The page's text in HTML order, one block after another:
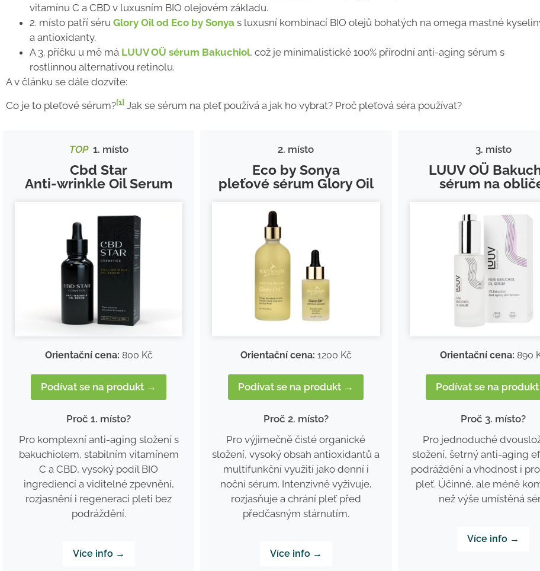
vitamínu C a CBD v luxusním BIO olejovém základu.
2. místo patří séru Glory Oil od Eco by Sonya s luxusní kombinací BIO olejů bohatých na omega mastné
a antioxidanty.
A 3. příčku u mě má LUUV OÜ sérum Bakuchiol, což je minimalistické 100% přírodní anti-aging sérum s
rostlinnou alternativou retinolu.
A v článku se dále dozvíte:
Co je to pleťové sérum?[1] Jak se sérum na pleť používá a jak ho vybrat? Proč pleťová séra používat?
TOP1. místo
Cbd Star
Anti-wrinkle Oil Serum
Orientační cena: 800 Kč
Podívat se na produkt →
Proč 1. místo?
Pro komplexní anti-aging složení s
bakuchiolem, stabilním vitamínem
C a CBD, vysoký podíl BIO
ingrediencí a viditelné zpevnění,
rozjasnění i regeneraci pleti bez
podráždění.
Více info →
2. místo
Eco by Sonya
pleťové sérum Glory Oil
Orientační cena: 1200 Kč
Podívat se na produkt →
Proč 2. místo?
Pro výjimečně čisté organické
složení, vysoký obsah antioxidantů a
multifunkční využití jako denní i
noční sérum. Intenzivně vyživuje,
rozjasňuje a chrání pleť před
předčasným stárnutím.
Více info →
3. místo
LUUV OÜ
sérum na
Orientační cena: 890
Podívat se na
Proč 3. místo?
Pro jednoduché
složení, šetrný anti-aging
podráždění a vhodnost i
pleť. Účinné, ale méně
než výše umístěná
Více info →